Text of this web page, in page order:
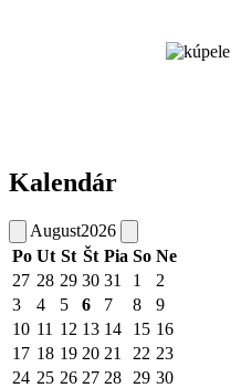
Kalendár
August2026
Po Ut St Št Pia So Ne
27 28 29 30 31 1
2
3
4 5 6 7 8
9
10 11 12 13 14 15 16
17 18 19 20 21 22 23
24 25 26 27 28 29 30